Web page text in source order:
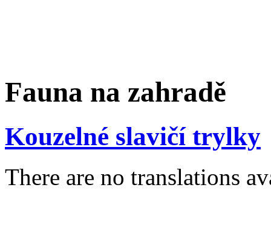
Fauna na zahradě
Kouzelné slavičí trylky
There are no translations